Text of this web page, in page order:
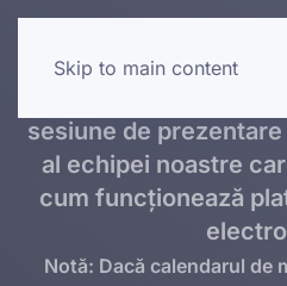
Skip to main content
Te rugăm să aloci
sesiune de
al echipei noastre
cum funcționează
Notă: Dacă calendarul de